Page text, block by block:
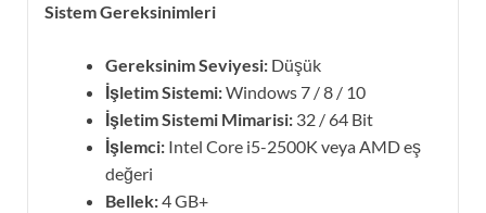
Sistem Gereksinimleri
Gereksinim Seviyesi: Düşük
İşletim Sistemi:Windows 7 / 8 / 10
İşletim Sistemi Mimarisi: 32 / 64 Bit
İşlemci: Intel Core i5-2500K veya AMD eş
değeri
Bellek:4 GB+